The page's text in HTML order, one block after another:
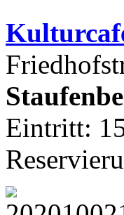
Kulturca
Eintritt: